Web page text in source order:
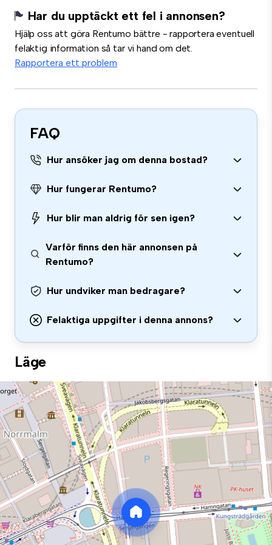
Har du upptäckt ett fel i annonsen?
Hjälp oss att göra Rentumo bättre - rapportera eventuell
felaktig information så tar vi hand om det.
Rapportera ett problem
FAQ
Hur ansöker jag om denna bostad?
Hur fungerar Rentumo?
Hur blir man aldrig för sen igen?
Varför finns den här annonsen på
Rentumo?
Hur undviker man bedragare?
Felaktiga uppgifter i denna annons?
Läge